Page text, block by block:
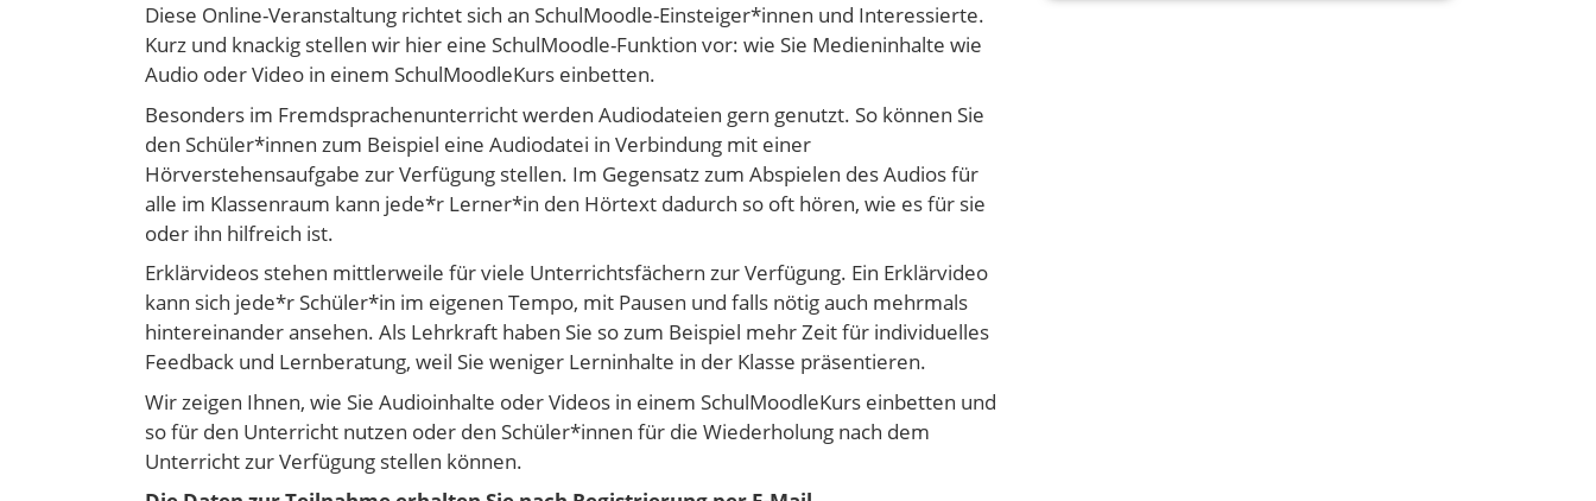
Diese Online-Veranstaltung richtet sich an SchulMoodle-Einsteiger*innen und Interessierte.
Kurz und knackig stellen wir hier eine SchulMoodle-Funktion vor: wie Sie Medieninhalte wie
Audio oder Video in einem SchulMoodleKurs einbetten.
Besonders im Fremdsprachenunterricht werden Audiodateien gern genutzt. So können Sie
den Schüler*innen zum Beispiel eine Audiodatei in Verbindung mit einer
Hörverstehensaufgabe zur Verfügung stellen. Im Gegensatz zum Abspielen des Audios für
alle im Klassenraum kann jede*r Lerner*in den Hörtext dadurch so oft hören, wie es für sie
oder ihn hilfreich ist.
Erklärvideos stehen mittlerweile für viele Unterrichtsfächern zur Verfügung. Ein Erklärvideo
kann sich jede*r Schüler*in im eigenen Tempo, mit Pausen und falls nötig auch mehrmals
hintereinander ansehen. Als Lehrkraft haben Sie so zum Beispiel mehr Zeit für individuelles
Feedback und Lernberatung, weil Sie weniger Lerninhalte in der Klasse präsentieren.
Wir zeigen Ihnen, wie Sie Audioinhalte oder Videos in einem SchulMoodleKurs einbetten und
so für den Unterricht nutzen oder den Schüler*innen für die Wiederholung nach dem
Unterricht zur Verfügung stellen können.